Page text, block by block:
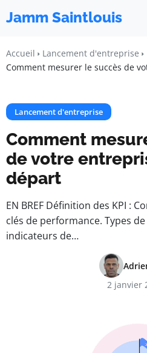
Jamm Saintlouis
Accueil
Lancement d'entreprise
Comment mesurer le succès de
Lancement d'entreprise
Comment
de votre
départ
EN BREF Définition des KPI :
clés de performance. Types
indicateurs de…
2 janvier